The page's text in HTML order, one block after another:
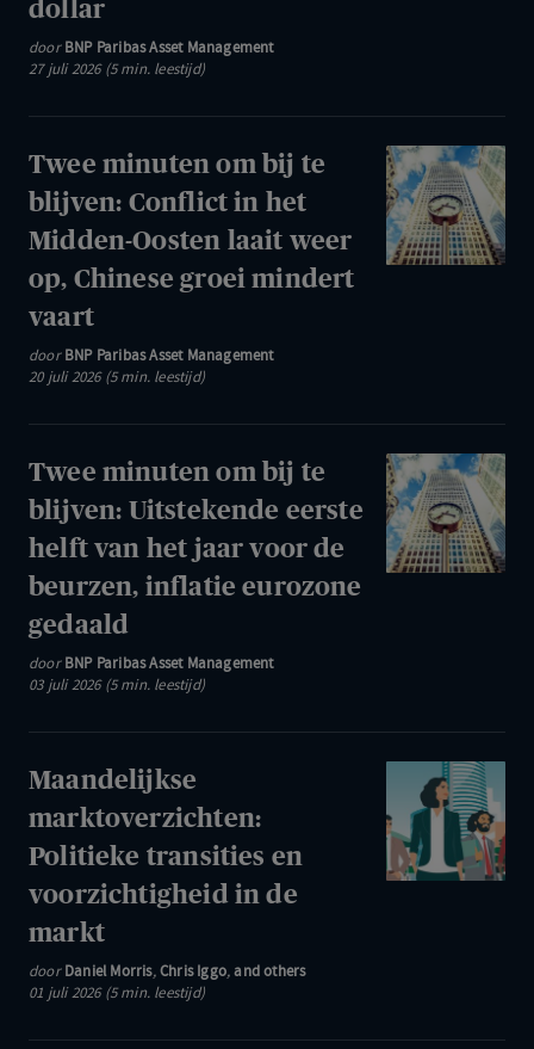
raakt
niet
aan
rente,
olieprijs
dollar
doorBNP Paribas Asset Management
27 juli 2026 (5 min. leestijd)
Twee
minuten
om
bij
het
Midden-
Oosten
laait
weer
op,
Twee minuten om bij te
blijven: Conflict in het
Midden-Oosten laait weer
op, Chinese groei mindert
vaart
doorBNP Paribas Asset Management
20 juli 2026 (5 min. leestijd)
Twee
minuten
om
bij
helft
van
jaar
voor
de
Twee minuten om bij te
blijven: Uitstekende eerste
helft van het jaar voor de
beurzen, inflatie eurozone
gedaald
doorBNP Paribas Asset Management
03 juli 2026 (5 min. leestijd)
Maandelijkse
Politieke
transities
markt
Maandelijkse
marktoverzichten:
Politieke transities en
voorzichtigheid in de
markt
doorDaniel Morris,Chris Iggo,and others
01 juli 2026 (5 min. leestijd)